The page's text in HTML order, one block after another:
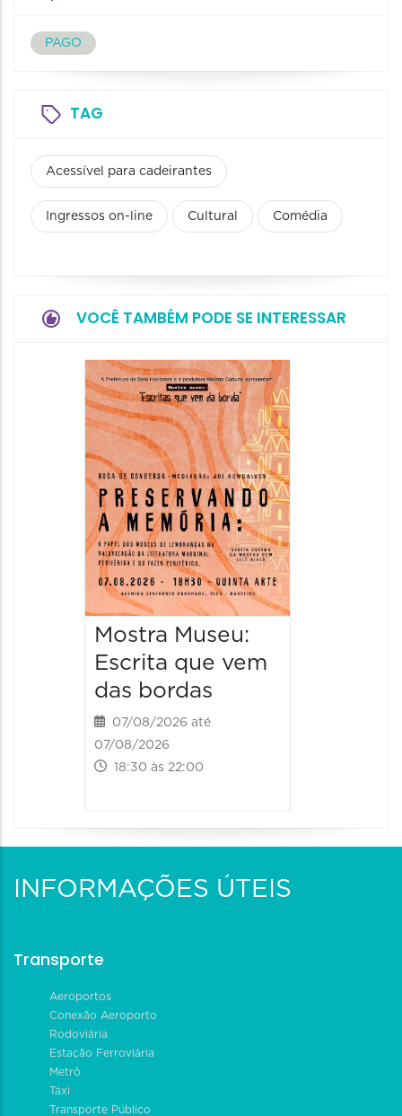
PAGO
TAG
Acessível para cadeirantes
Ingressos on-line Cultural Comédia
VOCÊ TAMBÉM PODE SE INTERESSAR
Mostra Museu:
Escrita que vem
das bordas
07/08/2026 até
07/08/2026
18:30 às 22:00
INFORMAÇÕES ÚTEIS
Transporte
Aeroportos
Conexão Aeroporto
Rodoviária
Estação Ferroviária
Metrô
Táxi
Transporte Público